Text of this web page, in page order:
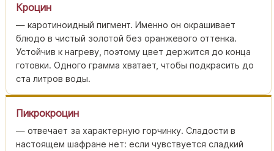
Кроцин
— каротиноидный пигмент. Именно он окрашивает
блюдо в чистый золотой без оранжевого оттенка.
Устойчив к нагреву, поэтому цвет держится до конца
готовки. Одного грамма хватает, чтобы подкрасить до
ста литров воды.
Пикрокроцин
— отвечает за характерную горчинку. Сладости в
настоящем шафране нет: если чувствуется сладкий